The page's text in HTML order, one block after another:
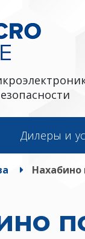
Дилеры и
Нахабино